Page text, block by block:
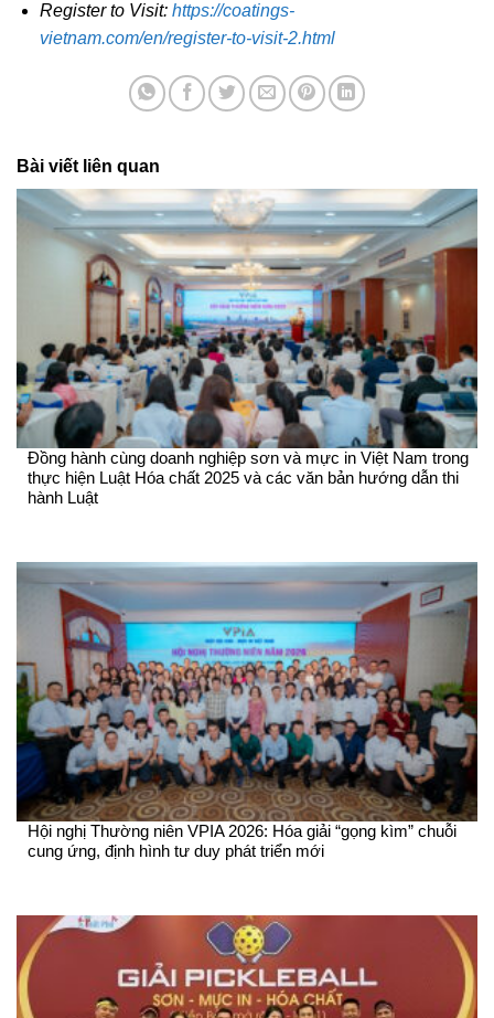
Register to Visit: https://coatings-
vietnam.com/en/register-to-visit-2.html
Bài viết liên quan
Đồng hành cùng doanh nghiệp sơn và mực in Việt Nam trong
thực hiện Luật Hóa chất 2025 và các văn bản hướng dẫn thi
hành Luật
Hội nghị Thường niên VPIA 2026: Hóa giải “gọng kìm” chuỗi
cung ứng, định hình tư duy phát triển mới